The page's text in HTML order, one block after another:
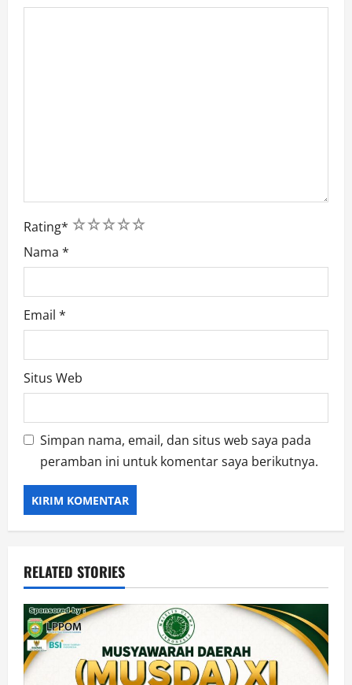
Rating* 5
4
3
2
1
Nama *
Email *
Situs Web
Simpan nama, email, dan situs web saya pada
peramban ini untuk komentar saya berikutnya.
RELATED STORIES